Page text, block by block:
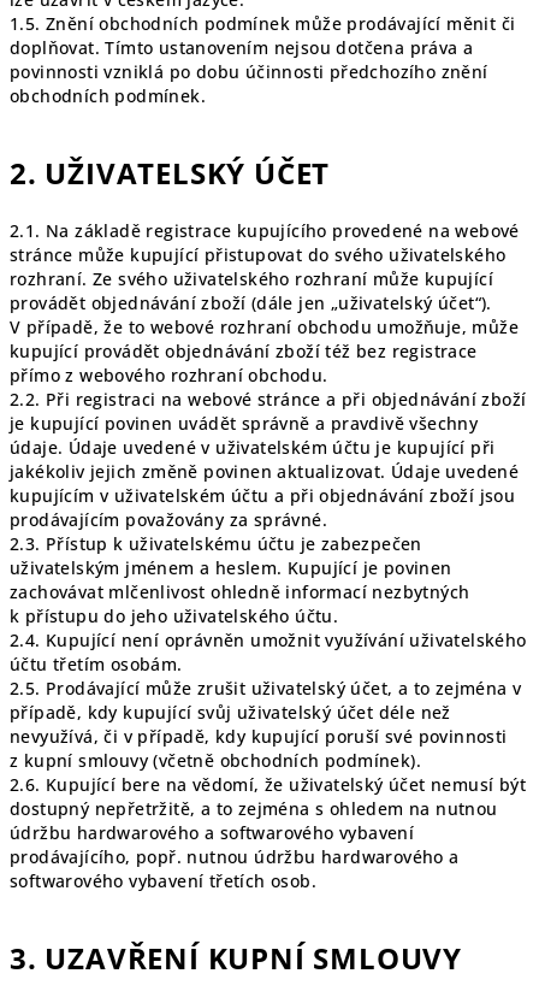
1.5. Znění obchodních podmínek může prodávající měnit či
doplňovat. Tímto ustanovením nejsou dotčena práva a
povinnosti vzniklá po dobu účinnosti předchozího znění
obchodních podmínek.
2. UŽIVATELSKÝ ÚČET
2.1. Na základě registrace kupujícího provedené na webové
stránce může kupující přistupovat do svého uživatelského
rozhraní. Ze svého uživatelského rozhraní může kupující
provádět objednávání zboží (dále jen „uživatelský účet“).
V případě, že to webové rozhraní obchodu umožňuje, může
kupující provádět objednávání zboží též bez registrace
přímo z webového rozhraní obchodu.
2.2. Při registraci na webové stránce a při objednávání zboží
je kupující povinen uvádět správně a pravdivě všechny
údaje. Údaje uvedené v uživatelském účtu je kupující při
jakékoliv jejich změně povinen aktualizovat. Údaje uvedené
kupujícím v uživatelském účtu a při objednávání zboží jsou
prodávajícím považovány za správné.
2.3. Přístup k uživatelskému účtu je zabezpečen
uživatelským jménem a heslem. Kupující je povinen
zachovávat mlčenlivost ohledně informací nezbytných
k přístupu do jeho uživatelského účtu.
2.4. Kupující není oprávněn umožnit využívání uživatelského
účtu třetím osobám.
2.5. Prodávající může zrušit uživatelský účet, a to zejména v
případě, kdy kupující svůj uživatelský účet déle než
nevyužívá, či v případě, kdy kupující poruší své povinnosti
z kupní smlouvy (včetně obchodních podmínek).
2.6. Kupující bere na vědomí, že uživatelský účet nemusí být
dostupný nepřetržitě, a to zejména s ohledem na nutnou
údržbu hardwarového a softwarového vybavení
prodávajícího, popř. nutnou údržbu hardwarového a
softwarového vybavení třetích osob.
3. UZAVŘENÍ KUPNÍ SMLOUVY